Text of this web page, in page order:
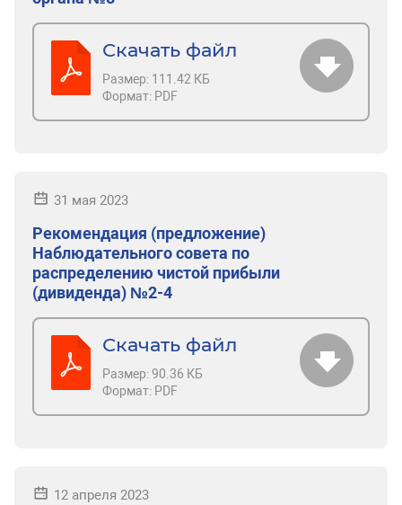
Скачать файл
Размер: 111.42 КБ
Формат: PDF
31 мая 2023
Рекомендация (предложение)
Наблюдательного совета по
распределению чистой прибыли
(дивиденда) №2-4
Скачать файл
Размер:90.36 КБ
Формат: PDF
12 апреля 2023